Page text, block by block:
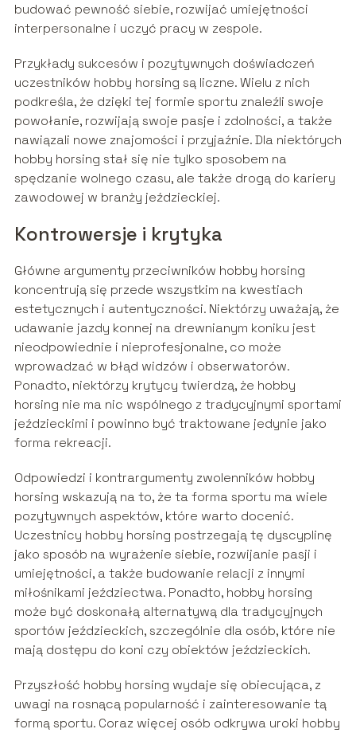
budować pewność siebie, rozwijać umiejętności
interpersonalne i uczyć pracy w zespole.
Przykłady sukcesów i pozytywnych doświadczeń
uczestników hobby horsing są liczne. Wielu z nich
podkreśla, że dzięki tej formie sportu znaleźli swoje
powołanie, rozwijają swoje pasje i zdolności, a także
nawiązali nowe znajomości i przyjaźnie. Dla niektórych
hobby horsing stał się nie tylko sposobem na
spędzanie wolnego czasu, ale także drogą do kariery
zawodowej w branży jeździeckiej.
Kontrowersje i krytyka
Główne argumenty przeciwników hobby horsing
koncentrują się przede wszystkim na kwestiach
estetycznych i autentyczności. Niektórzy uważają, że
udawanie jazdy konnej na drewnianym koniku jest
nieodpowiednie i nieprofesjonalne, co może
wprowadzać w błąd widzów i obserwatorów.
Ponadto, niektórzy krytycy twierdzą, że hobby
horsing nie ma nic wspólnego z tradycyjnymi sportami
jeździeckimi i powinno być traktowane jedynie jako
forma rekreacji.
Odpowiedzi i kontrargumenty zwolenników hobby
horsing wskazują na to, że ta forma sportu ma wiele
pozytywnych aspektów, które warto docenić.
Uczestnicy hobby horsing postrzegają tę dyscyplinę
jako sposób na wyrażenie siebie, rozwijanie pasji i
umiejętności, a także budowanie relacji z innymi
miłośnikami jeździectwa. Ponadto, hobby horsing
może być doskonałą alternatywą dla tradycyjnych
sportów jeździeckich, szczególnie dla osób, które nie
mają dostępu do koni czy obiektów jeździeckich.
Przyszłość hobby horsing wydaje się obiecująca, z
uwagi na rosnącą popularność i zainteresowanie tą
formą sportu. Coraz więcej osób odkrywa uroki hobby